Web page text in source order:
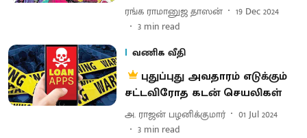
ரங்க ராமானுஜ தாஸன்
19 Dec 2024
3 min read
வணிக வீதி
புதுப்புது அவதாரம் எடுக்கும்
சட்டவிரோத கடன் செயலிகள்
அ. ராஜன் பழனிக்குமார்
01 Jul 2024
3 min read